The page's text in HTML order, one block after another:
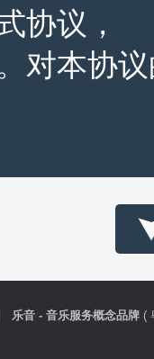
协议，
对本协
乐音 - 音乐服务概念品牌 (